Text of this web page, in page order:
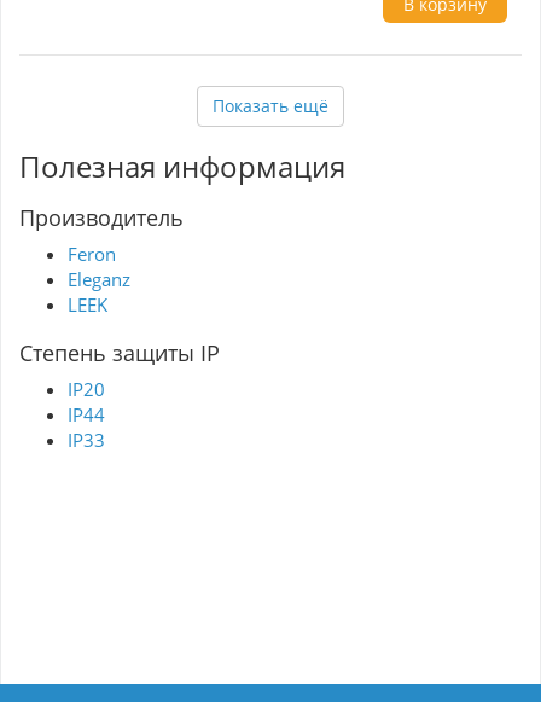
пульта ду
и яркости свечения
Показать ещё
Полезная информация
Производитель
Feron
Eleganz
LEEK
Степень защиты IP
IP20
IP44
IP33